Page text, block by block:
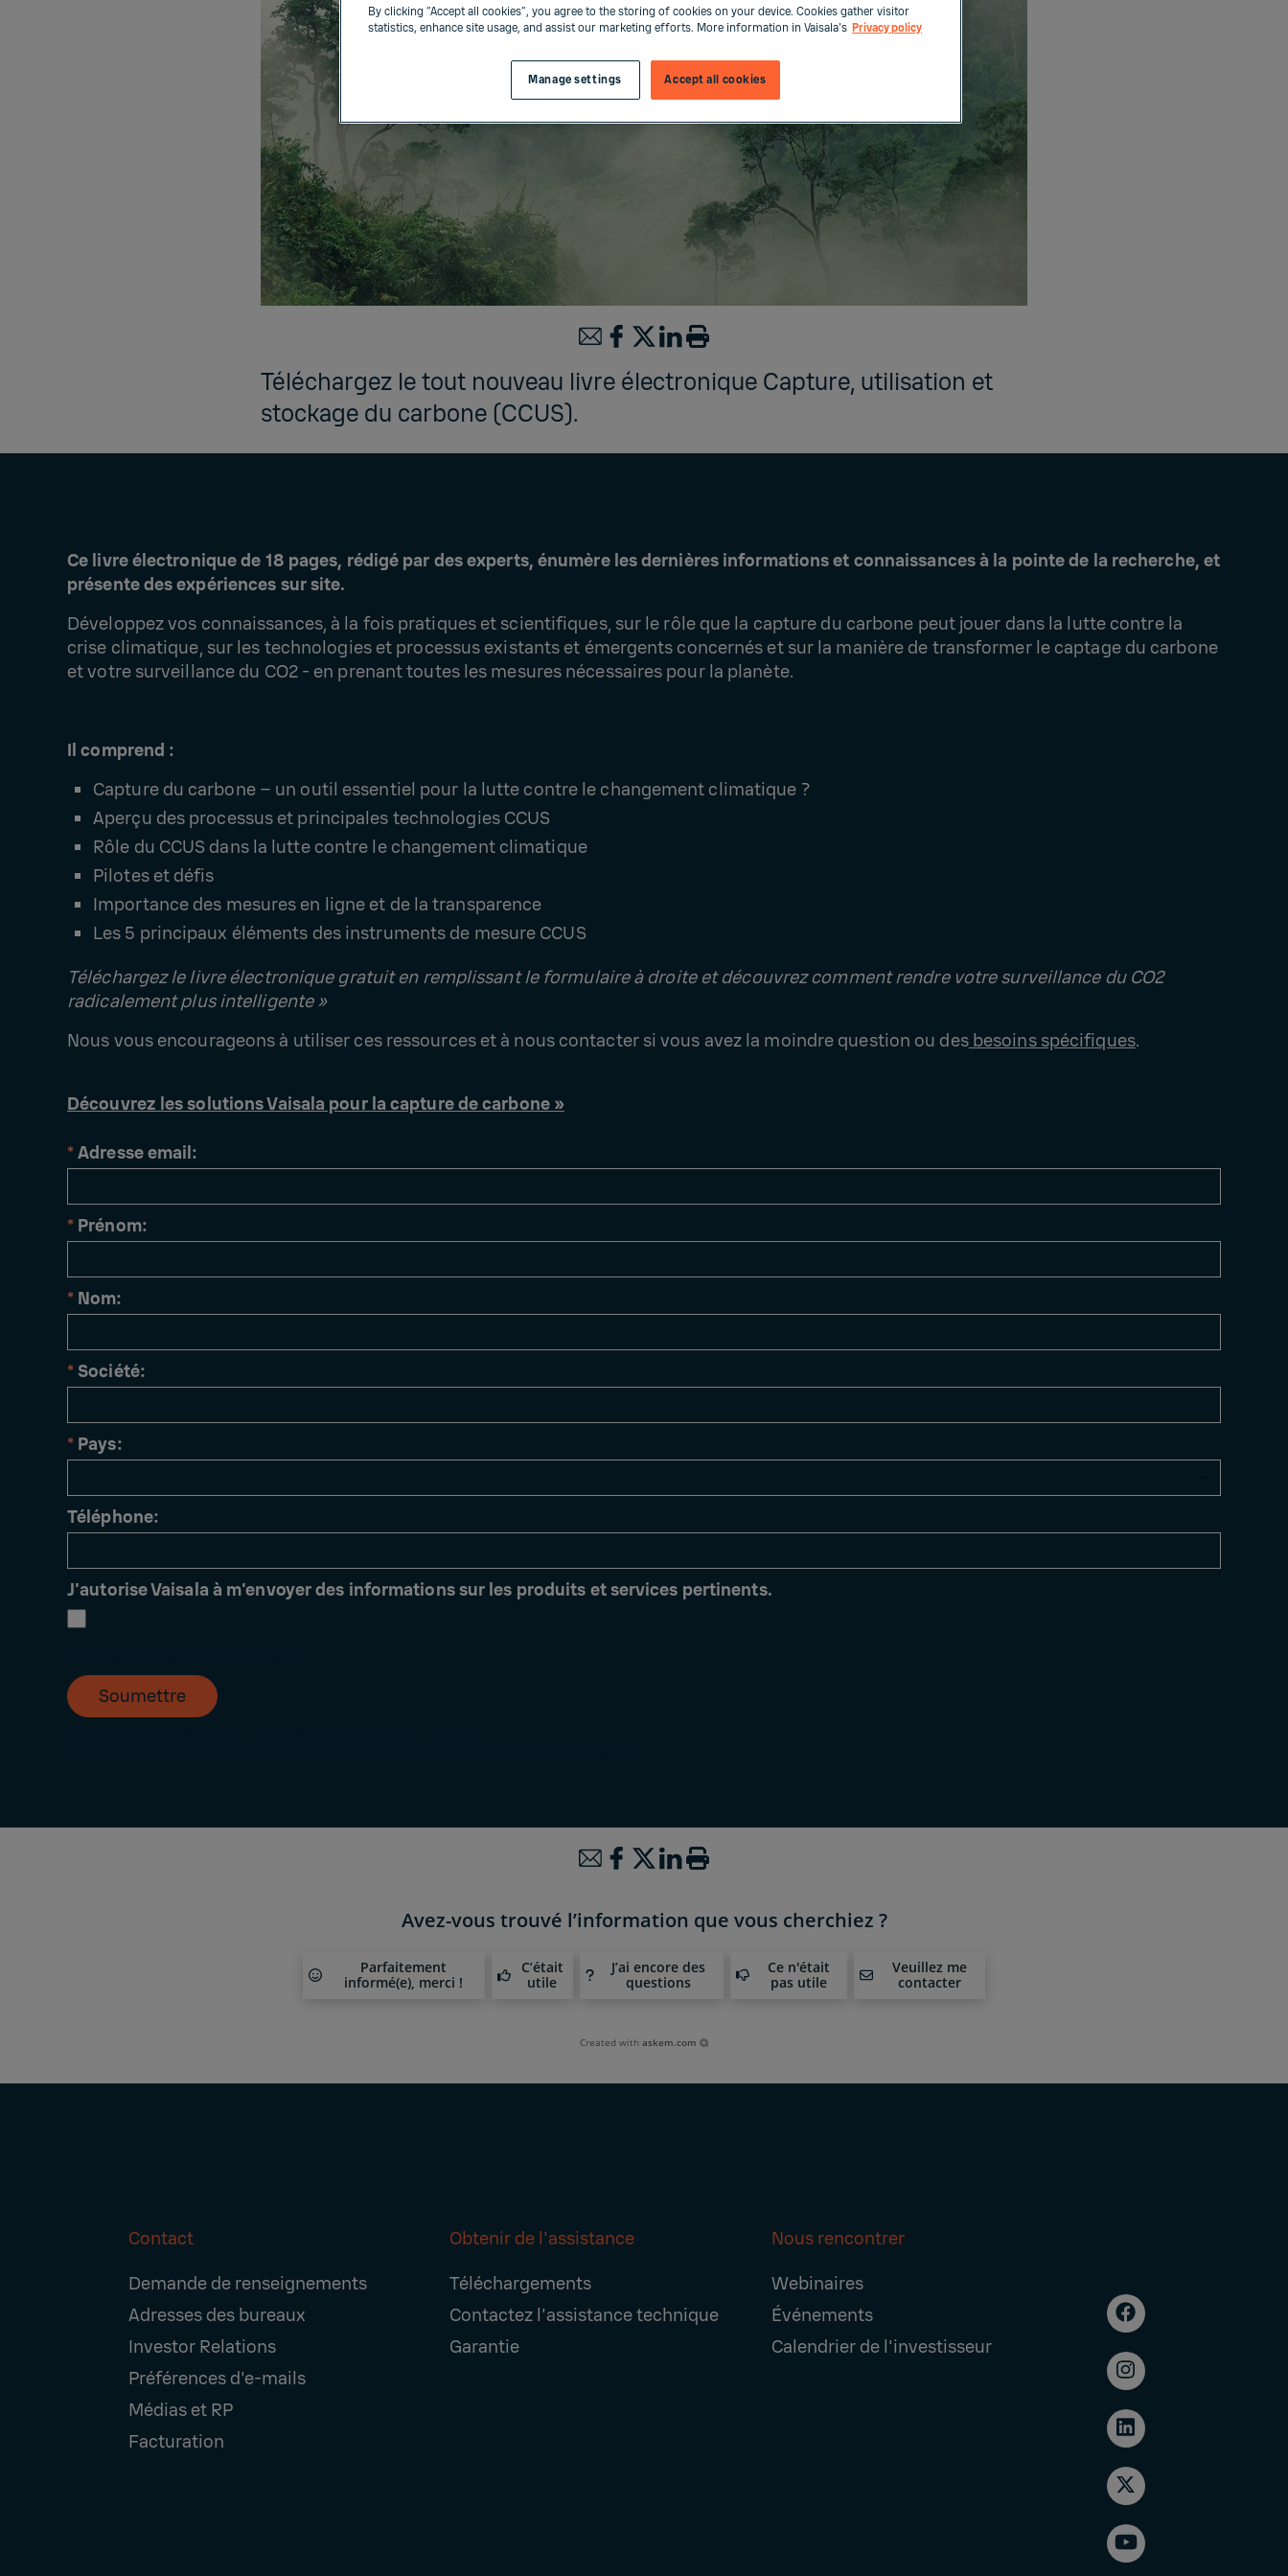
Téléchargez le tout nouveau livre électronique Capture, utilisation et
stockage du carbone (CCUS).
Ce livre électronique de 18 pages, rédigé par des experts, énumère les dernières informations et connaissances à la pointe de la recherche, et
présente des expériences sur site.
Développez vos connaissances, à la fois pratiques et scientifiques, sur le rôle que la capture du carbone peut jouer dans la lutte contre la
crise climatique, sur les technologies et processus existants et émergents concernés et sur la manière de transformer le captage du carbone
et votre surveillance du CO2 - en prenant toutes les mesures nécessaires pour la planète.
Il comprend :
Capture du carbone – un outil essentiel pour la lutte contre le changement climatique ?
Aperçu des processus et principales technologies CCUS
Rôle du CCUS dans la lutte contre le changement climatique
Pilotes et défis
Importance des mesures en ligne et de la transparence
Les 5 principaux éléments des instruments de mesure CCUS
Téléchargez le livre électronique gratuit en remplissant le formulaire à droite et découvrez comment rendre votre surveillance du CO2
radicalement plus intelligente »
Nous vous encourageons à utiliser ces ressources et à nous contacter si vous avez la moindre question ou desbesoins spécifiques.
Découvrez les solutions Vaisala pour la capture de carbone »
* Adresse email:
* Prénom:
* Nom:
* Société:
* Pays:
Téléphone:
J'autorise Vaisala à m'envoyer des informations sur les produits et services pertinents.
Soumettre
Avez-vous trouvé l’information que vous cherchiez ?
Parfaitement
informé(e), merci !
C’était
utile
J’ai encore des
questions
Ce n'était
pas utile
Veuillez me
contacter
Created withaskem.com
Footer
Navigation
Contact
Demande de renseignements
Adresses des bureaux
Investor Relations
Préférences d'e-mails
Médias et RP
Facturation
Obtenir de l'assistance
Téléchargements
Contactez l'assistance technique
Garantie
Nous rencontrer
Webinaires
Événements
Calendrier de l'investisseur
By clicking “Accept all cookies”, you agree to the storing of cookies on your device. Cookies gather visitor
statistics, enhance site usage, and assist our marketing efforts. More information in Vaisala's Privacy policy
Accept all cookies
Manage settings